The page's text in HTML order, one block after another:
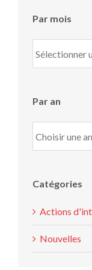
Par mois
mois
Par an
Catégories
Actions
Nouvelles